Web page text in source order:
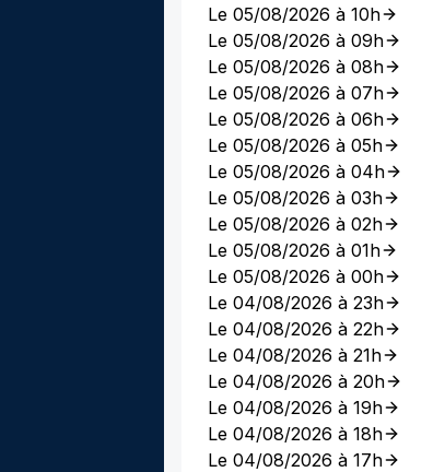
Le 05/08/2026 à 10h
Le 05/08/2026 à 09h
Le 05/08/2026 à 08h
Le 05/08/2026 à 07h
Le 05/08/2026 à 06h
Le 05/08/2026 à 05h
Le 05/08/2026 à 04h
Le 05/08/2026 à 03h
Le 05/08/2026 à 02h
Le 05/08/2026 à 01h
Le 05/08/2026 à 00h
Le 04/08/2026 à 23h
Le 04/08/2026 à 22h
Le 04/08/2026 à 21h
Le 04/08/2026 à 20h
Le 04/08/2026 à 19h
Le 04/08/2026 à 18h
Le 04/08/2026 à 17h